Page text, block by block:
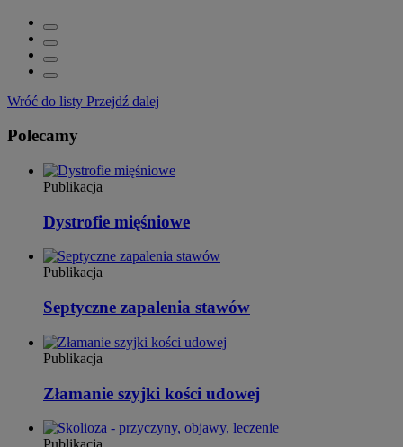
Wróć do listy Przejdź dalej
Polecamy
Publikacja
Dystrofie mięśniowe
Publikacja
Septyczne zapalenia stawów
Publikacja
Złamanie szyjki kości udowej